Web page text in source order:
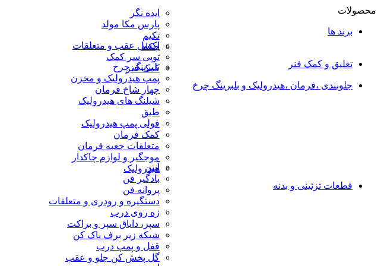
محصولات
برند ها
ایده نگر
پارس مکا مولد
تکیم
چکاد
تعلیق و کمک فنر
اکسل عقب و متعلقات
توپی سر کمک
کمک فنر
جلوبندی ،فرمان ،هیدرولیک و بلبرینگ چرخ
بلبرینگ چرخ
پمپ هیدرولیک و مخزن
چهار شاخ فرمان
شیلنگ های هیدرولیک
طبق
فولی پمپ هیدرولیک
کمک فرمان
متعلقات جعبه فرمان
موجگیر و لوازم چاکدار
هیدرولیک
قطعات تزئینی و بدنه
آنتن
بادگیر فن
پروانه فن
دستگیره و رودری و متعلقات
زه روی درب
سپر، دایاق سپر و براکت
شبکه زیر برف پاک کن
قفل و پمپ درب
گل پخش کن جلو و عقب